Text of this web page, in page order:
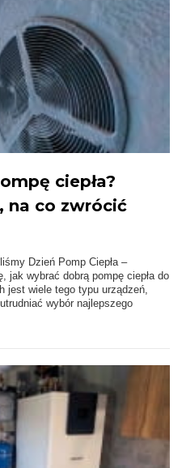
ciepła?
na co zwrócić
Dzień Pomp Ciepła –
jak wybrać dobrą pompę ciepła do
jest wiele tego typu urządzeń,
wybór najlepszego